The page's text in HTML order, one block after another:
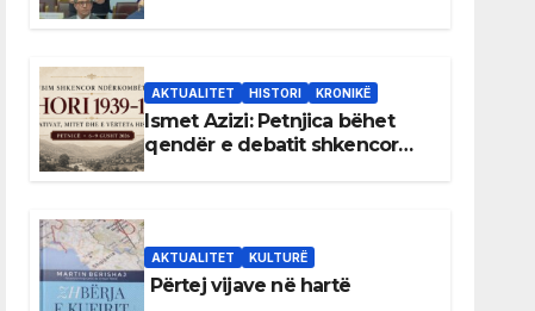
AKTUALITET HISTORI KRONIKË
Ismet Azizi: Petnjica bëhet
qendër e debatit shkencor
AKTUALITET KULTURË
Përtej vijave në hartë